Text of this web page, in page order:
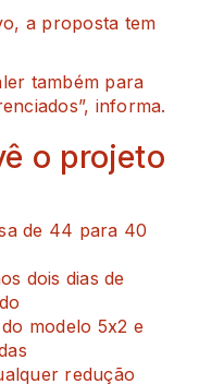
a proposta tem
também para
informa.
o projeto
de 44 para 40
dois dias de
modelo 5x2 e
redução